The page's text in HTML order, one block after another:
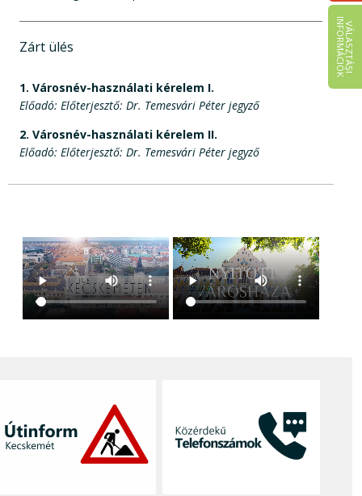
V
Á
L
A
S
Z
T
Á
S
I
IN
F
O
R
M
Á
C
I
Ó
K
Zárt ülés
1. Városnév-használati kérelem I.
Előadó: Előterjesztő: Dr. Temesvári Péter jegyző
2. Városnév-használati kérelem II.
Előadó: Előterjesztő: Dr. Temesvári Péter jegyző